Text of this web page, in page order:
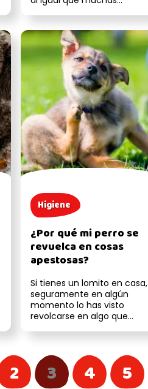
Higiene
¿Por qué mi perro se
revuelca en cosas
apestosas?
Si tienes un lomito en casa,
seguramente en algún
momento lo has visto
revolcarse en algo que
2 3 4 5